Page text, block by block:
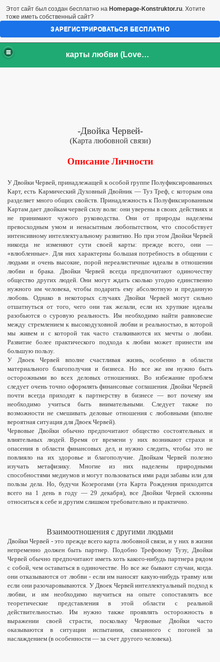
карты любви (LoveCards)
-Двойка Червей-
(Карта любовной связи)
Описание Личности
У Двойки Червей, принадлежащей к особой группе Полуфиксировванных
Карт, есть КармическийДуховный Двойник — Туз Треф, с которым она
разделяет много общих свойств. Принадлежность к Полуфиксированным
Картам дает двойкам червей силу воли: они уверены в своих действиях и
не принимают чужого руководства. Они от природы наделены
превосходным умом и ненасытным любопытством, что способствует
интенсивному интеллектуальному развитию. Но при этом Двойки Червей
никогда не изменяют сути своей карты: прежде всего, они —
«влюбленные». Для них характерны большая потребность в общении с
людьми и очень высокие, порой нереалистичные идеалы в отношении
любви и брака. Двойки Червей всегда предпочитают одиночеству
общество других людей. Они могут ждать сколько угодно единственно
нужного им человека, чтобы подарить ему абсолютную и преданную
любовь. Однако в некоторых случаях Двойки Червей могут сильно
отшатнуться от того, чего они так желали, если их хрупкие идеалы
разобьются о суровую реальность. Им необходимо найти равновесие
между стремлением к высокодуховнойлюбви и реальностью, в которой
мы живем и с которой так часто сталкиваютсяих мечты о любви.
Развитие более практического подхода к любви может принести им
большую пользу.
У Двоек Червей вполне счастливая жизнь, особенно в области
материального благополучия и бизнеса. Но все же им нужно быть
осторожными во всех деловых отношениях. Во избежание проблем
следует очень точно оформлять финансовые соглашения. Двойки Червей
почти всегда приходят к партнерству в бизнесе — вот почему им
необходимо учиться быть внимательными. Следует также по
возможности не смешивать деловые отношения с любовными(вполне
вероятная ситуация для Двоек Червей).
Червовые Двойки обычно предпочитают общество состоятельных и
влиятельных людей. Время от времени у них возникают страхи и
опасения в области финансовых дел, и нужно следить, чтобы это не
повлияло на их здоровье и благополучие. Двойкам Червей полезно
изучать метафизику. Многие из них наделены природными
способностями медиумов и могут пользоваться ими ради забавы или для
пользы дела. Но, будучи Козерогами (эта Карта Рождения приходится
всего на 1 день в году — 29 декабря), все Двойки Червей склонны
относиться к себе и другим слишком требовательно и практично.
Взаимоотношения с другими людьми
Двойки Червей -это прежде всего карта любовной связи, и у них в жизни
непременно должен быть партнер. Подобно Трефовому Тузу, Двойки
Червей обычно предпочитают иметь хоть какого-нибудь партнера рядом
с собой, чем оставаться в одиночестве. Но все же бывают случаи, когда.
они отказываются от любви - если им наносят какую-нибудь травму или
если они разочаровываются. У Двоек Червей интеллектуальный подход к
любви, и им необходимо научиться на опыте сопоставлятьвсе
теоретические представления в этой области с реальной
действительностью. Им нужно также проявлять осторожность в
выражении своей страсти, поскольку Червовые Двойки часто
оказываются в ситуации испытания, связанного с погоней за
наслаждением (в особенности — за счет другого человека).
Этот сайт был создан бесплатно на Homepage-Konstruktor.ru. Хотите
тоже иметь собственный сайт?
ЗАРЕГИСТРИРОВАТЬСЯ БЕСПЛАТНО